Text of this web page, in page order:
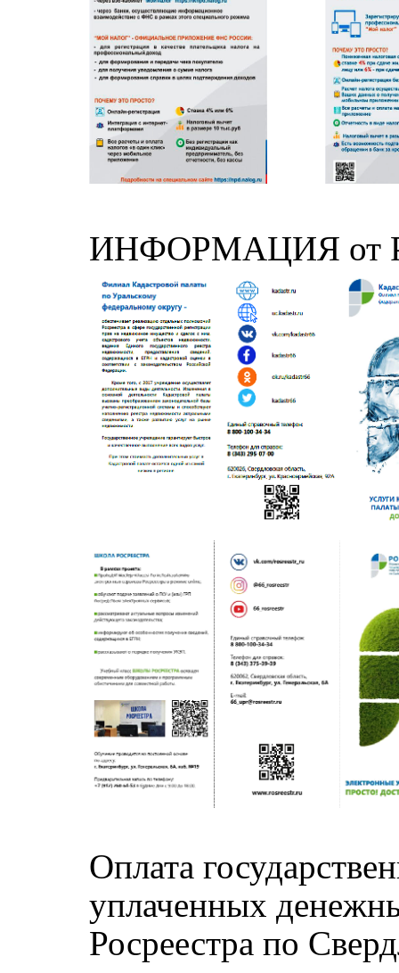
ИНФОРМАЦИЯ от
Оплата
уплаченных
Росреестра по